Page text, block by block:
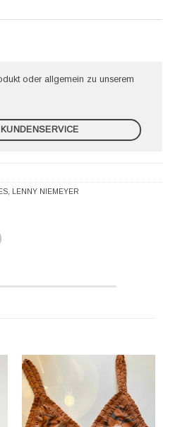
oder allgemein zu unserem
LENNY NIEMEYER